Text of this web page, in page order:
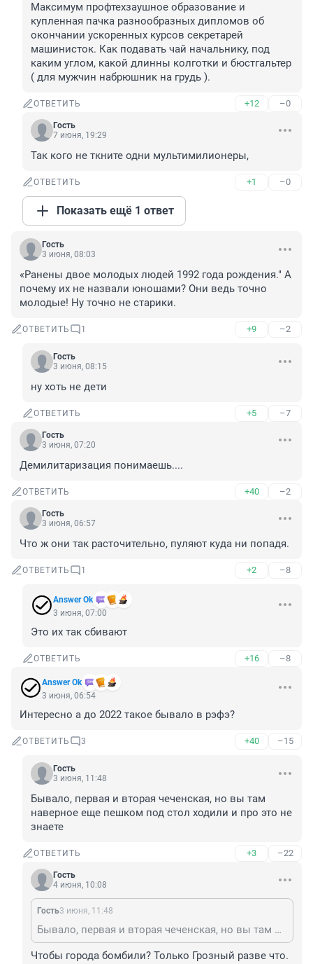
Максимум профтехзаушное образование и
купленная пачка разнообразных дипломов об
окончании ускоренных курсов секретарей
машинисток. Как подавать чай начальнику, под
каким углом, какой длинны колготки и бюстгальтер
( для мужчин набрюшник на грудь ).
ОТВЕТИТЬ +12 –0
Гость
7 июня, 19:29
Так кого не ткните одни мультимилионеры,
ОТВЕТИТЬ +1 –0
Показать ещё 1 ответ
Гость
3 июня, 08:03
«Ранены двое молодых людей 1992 года рождения." А
почему их не назвали юношами? Они ведь точно
молодые! Ну точно не старики.
ОТВЕТИТЬ 1 +9 –2
Гость
3 июня, 08:15
ну хоть не дети
ОТВЕТИТЬ +5 –7
Гость
3 июня, 07:20
Демилитаризация понимаешь....
ОТВЕТИТЬ +40 –2
Гость
3 июня, 06:57
Что ж они так расточительно, пуляют куда ни попадя.
ОТВЕТИТЬ 1 +2 –8
Answer Ok
3 июня, 07:00
Это их так сбивают
ОТВЕТИТЬ +16 –8
Answer Ok
3 июня, 06:54
Интересно а до 2022 такое бывало в рэфэ?
ОТВЕТИТЬ 3 +40 –15
Гость
3 июня, 11:48
Бывало, первая и вторая чеченская, но вы там
наверное еще пешком под стол ходили и про это не
знаете
ОТВЕТИТЬ +3 –22
Гость
4 июня, 10:08
Гость3 июня, 11:48
Бывало, первая и вторая чеченская, но вы там наверное еще пешком под стол ходили и про это не знаете
Чтобы города бомбили? Только Грозный разве что.